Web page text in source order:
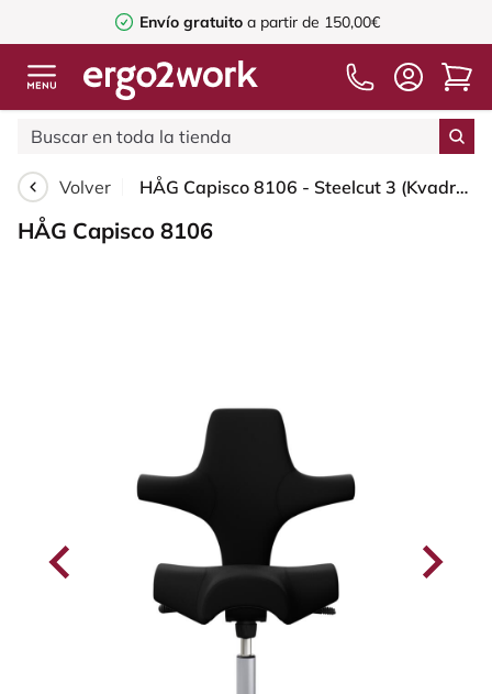
Envío gratuito a partir de 150,00€
Volver HÅG Capisco 8106 - Steelcut 3 (Kvadrat) - Lana / Poliamida - STT190 - Black - Silver - 265 mm (seat height 53-79cm) - Soft castors for hard floors
HÅG Capisco 8106